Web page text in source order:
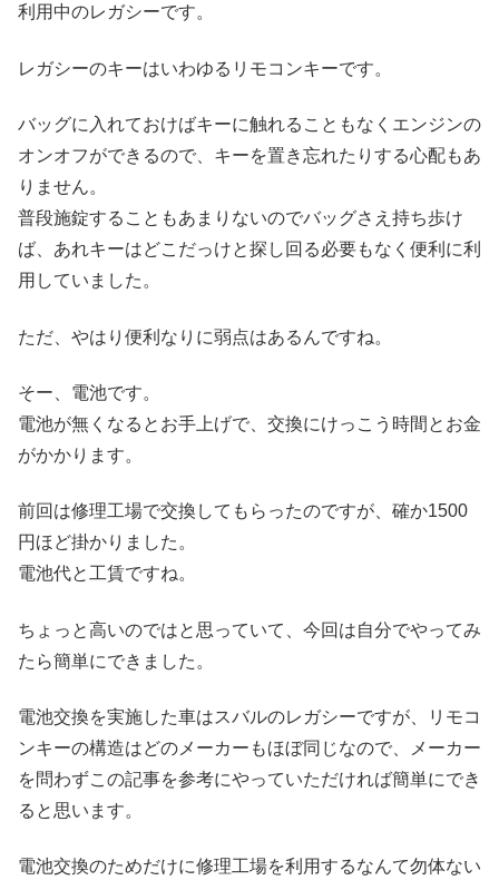
利用中のレガシーです。
レガシーのキーはいわゆるリモコンキーです。
バッグに入れておけばキーに触れることもなくエンジンの
オンオフができるので、キーを置き忘れたりする心配もあ
りません。
普段施錠することもあまりないのでバッグさえ持ち歩け
ば、あれキーはどこだっけと探し回る必要もなく便利に利
用していました。
ただ、やはり便利なりに弱点はあるんですね。
そー、電池です。
電池が無くなるとお手上げで、交換にけっこう時間とお金
がかかります。
前回は修理工場で交換してもらったのですが、確か1500
円ほど掛かりました。
電池代と工賃ですね。
ちょっと高いのではと思っていて、今回は自分でやってみ
たら簡単にできました。
電池交換を実施した車はスバルのレガシーですが、リモコ
ンキーの構造はどのメーカーもほぼ同じなので、メーカー
を問わずこの記事を参考にやっていただければ簡単にでき
ると思います。
電池交換のためだけに修理工場を利用するなんて勿体ない